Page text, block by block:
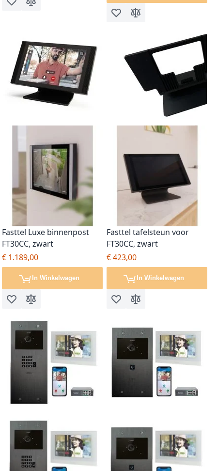
Voeg toe aan verlanglijst
Toevoegen om te vergelijken
Voeg toe aan verlanglijst
Toevoegen om te
Fasttel Luxe binnenpost
FT30CC, zwart
€ 1.189,00
In Winkelwagen
Voeg toe aan verlanglijst
Toevoegen om te vergelijken
Fasttel tafelsteun voor
FT30CC, zwart
€ 423,00
In Winkelwagen
Voeg toe aan verlanglijst
Toevoegen om te